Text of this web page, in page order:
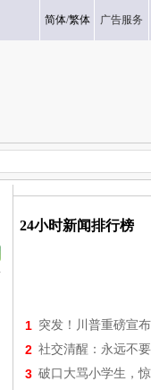
简体/繁体 广告服务
24小时新闻排行榜
1 突发！川普重磅宣
2 社交清醒：永远不
3 破口大骂小学生，